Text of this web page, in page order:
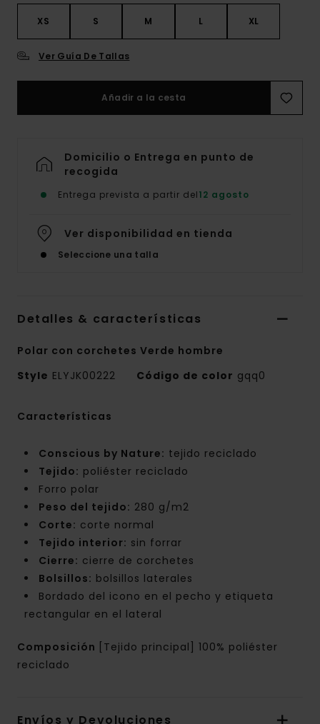
XS S M L XL
Ver Guía De Tallas
Añadir a la cesta
Domicilio o Entrega en punto de
recogida
Entrega prevista a partir del12 agosto
Ver disponibilidad en tienda
Seleccione una talla
Detalles & características
Polar con corchetes Verde hombre
Style ELYJK00222 Código de color gqq0
Características
Conscious by Nature: tejido reciclado
Tejido: poliéster reciclado
Forro polar
Peso del tejido: 280 g/m2
Corte: corte normal
Tejido interior: sin forrar
Cierre: cierre de corchetes
Bolsillos: bolsillos laterales
Bordado del icono en el pecho y etiqueta
rectangular en el lateral
Composición
[Tejido principal] 100% poliéster
reciclado
Envíos y Devoluciones